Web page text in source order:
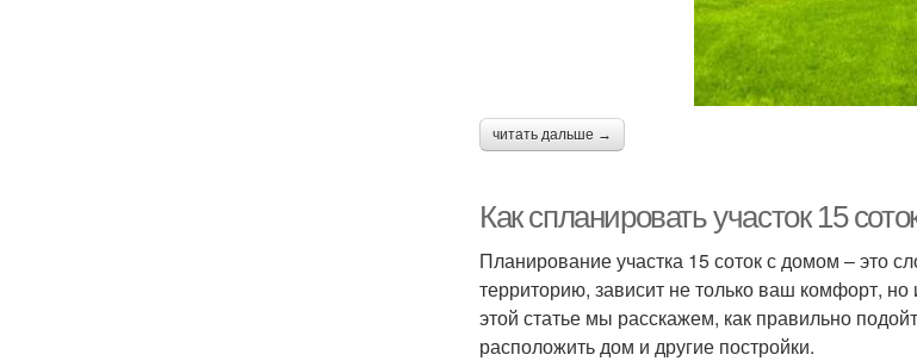
читать дальше →
Как спланировать участок 15
Планирование участка 15 соток с домом – это
территорию, зависит не только ваш комфорт, но
этой статье мы расскажем, как правильно
расположить дом и другие постройки.